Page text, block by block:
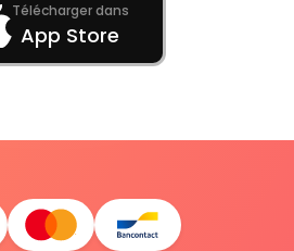
Télécharger dans
App Store